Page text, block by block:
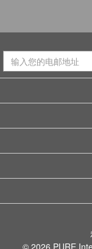
© 2026 PURE